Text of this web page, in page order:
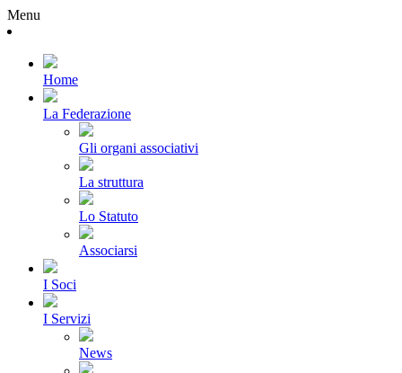
Menu
Home
La Federazione
Gli organi associativi
La struttura
Lo Statuto
Associarsi
I Soci
I Servizi
News